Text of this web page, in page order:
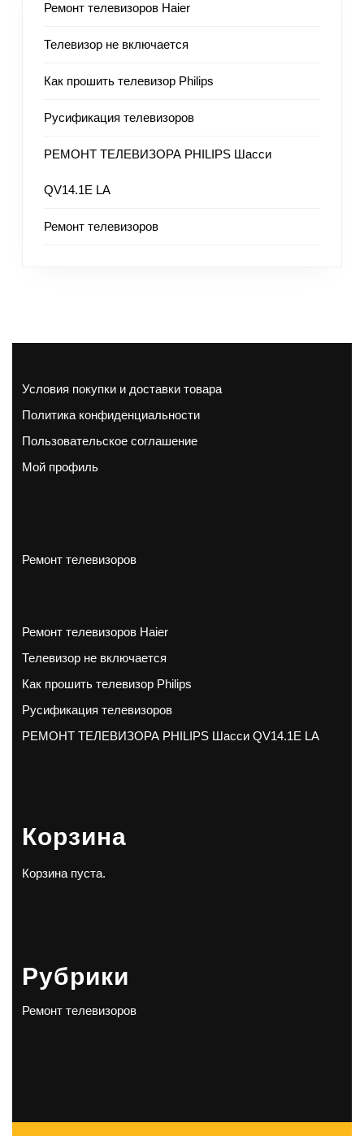
Ремонт телевизоров Haier
Телевизор не включается
Как прошить телевизор Philips
Русификация телевизоров
РЕМОНТ ТЕЛЕВИЗОРА PHILIPS Шасси
QV14.1E LA
Ремонт телевизоров
Условия покупки и доставки товара
Политика конфиденциальности
Пользовательское соглашение
Мой профиль
Ремонт телевизоров
Ремонт телевизоров Haier
Телевизор не включается
Как прошить телевизор Philips
Русификация телевизоров
РЕМОНТ ТЕЛЕВИЗОРА PHILIPS Шасси QV14.1E LA
Корзина
Корзина пуста.
Рубрики
Ремонт телевизоров